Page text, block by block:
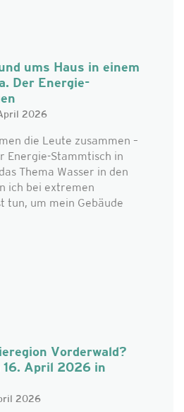
ums Haus in einem
Der Energie-
2026
die Leute zusammen –
Energie-Stammtisch in
Thema Wasser in den
ich bei extremen
tun, um mein Gebäude
Vorderwald?
16. April 2026 in
2026